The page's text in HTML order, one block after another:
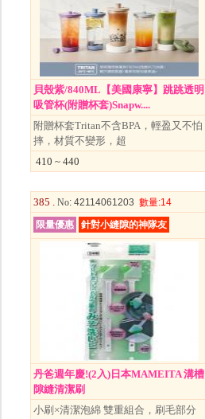
貝殼紫/840ML【美國康寧】跳跳透明
吸管杯(附贈杯套)Snapw....
附贈杯套Tritan不含BPA，輕盈又不怕
摔，材質不變形，超
410 ~ 440
385 . No: 42114061203 數量:14
限量優惠
針對小縫隙的神隊友
丹爸週年慶!(2入)日本MAMEITA 溝槽
隙縫清潔刷
小刷×清潔泡綿 雙重組合，刷毛部分